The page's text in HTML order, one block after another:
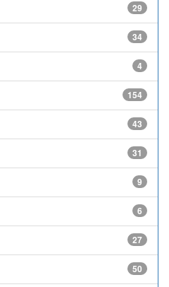
29
34
4
154
43
31
9
6
27
50